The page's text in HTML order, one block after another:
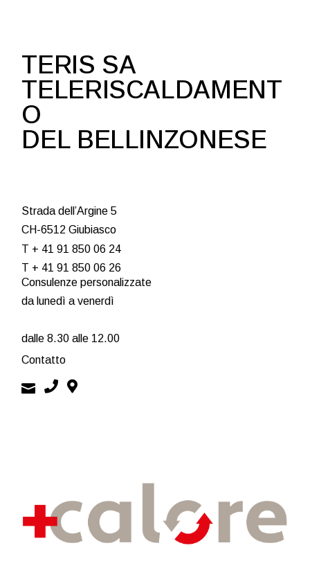
TERIS SA
TELERISCALDAMENT
O
DEL BELLINZONESE
Strada dell’Argine 5
CH-6512 Giubiasco
T + 41 91 850 06 24
T + 41 91 850 06 26
Consulenze personalizzate
da lunedì a venerdì
dalle 8.30 alle 12.00
Contatto